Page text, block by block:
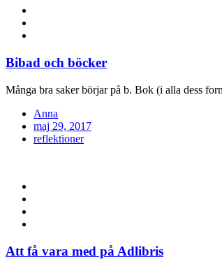
Bibad och böcker
Många bra saker börjar på b. Bok (i alla dess
Anna
Posted
on
maj 29, 2017
reflektioner
Att få vara med på Adlibris